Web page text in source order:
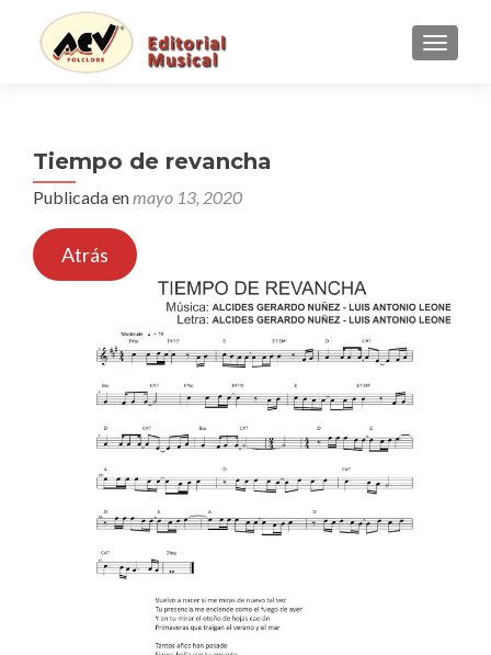
Tiempo de revancha
Publicada enmayo 13, 2020
Atrás